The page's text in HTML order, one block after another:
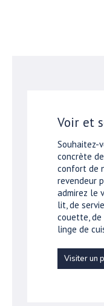
Voir et
Souhaitez-
concrète
confort de
revendeur
admirez le
lit, de
couette,
linge de
Visiter un